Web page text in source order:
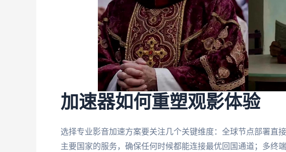
加速器如何重塑观影体验
选择专业影音加速方案要关注几个关键维度：全球节点部署直
主要国家的服务，确保任何时候都能连接最优回国通道；多终